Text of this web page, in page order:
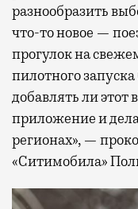
разнообразить
что-то новое —
прогулок на
пилотного
добавлять ли этот
приложение и
регионах», —
«Ситимобила»